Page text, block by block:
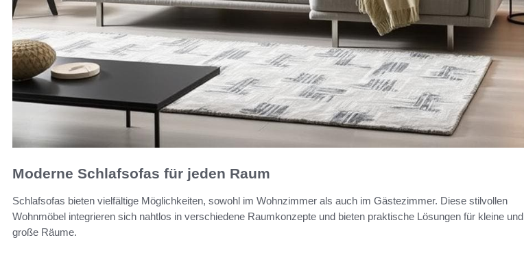
Moderne Schlafsofas für jeden Raum
Schlafsofas bieten vielfältige Möglichkeiten, sowohl im Wohnzimmer als auch im Gästezimmer. Diese stilvollen
Wohnmöbel integrieren sich nahtlos in verschiedene Raumkonzepte und bieten praktische Lösungen für kleine und
große Räume.